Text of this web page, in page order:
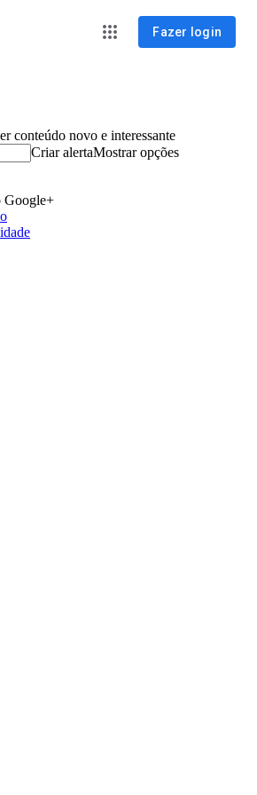
Fazer login
conteúdo novo e interessante
Criar alertaMostrar opções
Google+